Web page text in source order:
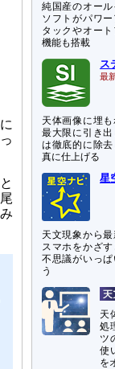
純国産のオー
ソフトがパワ
タックやオー
機能も搭載
ス
最
天体画像に埋
最大限に引き
は徹底的に除
真に仕上げる
星
天文現象から最
スマホをかざす
不思議がいっ
う
天
処
ツ
使
を